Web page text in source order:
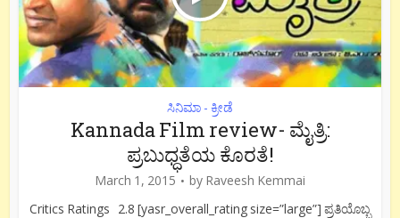
ಸಿನಿಮಾ - ಕ್ರೀಡೆ
Kannada Film review- ಮೈತ್ರಿ:
ಪ್ರಬುಧ್ಧತೆಯ ಕೊರತೆ!
March 1, 2015 by Raveesh Kemmai
Critics Ratings 2.8 [yasr_overall_rating size=”large”] ಪ್ರತಿಯೊಬ್ಬ